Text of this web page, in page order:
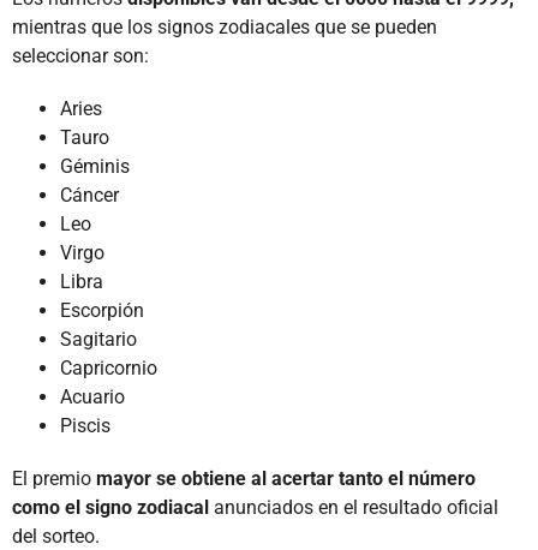
mientras que los signos zodiacales que se pueden
seleccionar son:
Aries
Tauro
Géminis
Cáncer
Leo
Virgo
Libra
Escorpión
Sagitario
Capricornio
Acuario
Piscis
El premio mayor se obtiene al acertar tanto el número
como el signo zodiacal anunciados en el resultado oficial
del sorteo.